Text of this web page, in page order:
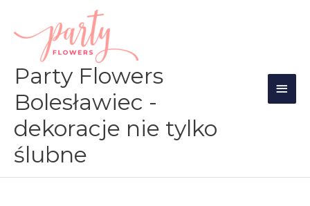
treści
Party Flowers
Bolesławiec -
dekoracje nie tylko
ślubne